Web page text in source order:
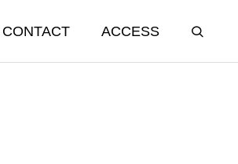
CONTACT ACCESS